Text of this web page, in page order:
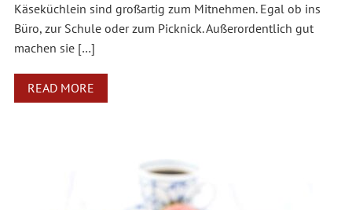
Käseküchlein sind großartig zum Mitnehmen. Egal ob ins
Büro, zur Schule oder zum Picknick. Außerordentlich gut
machen sie […]
READ MORE